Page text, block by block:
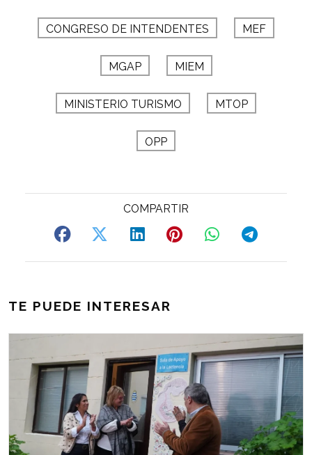
CONGRESO DE INTENDENTES MEF
MGAP MIEM
MINISTERIO TURISMO MTOP
OPP
TE PUEDE INTERESAR